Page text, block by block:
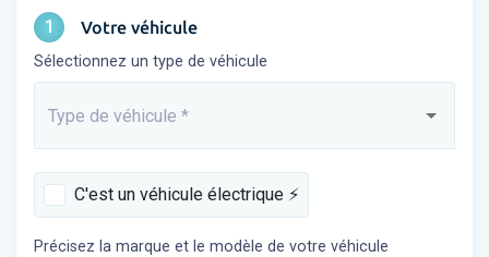
1 Votre véhicule
Sélectionnez un type de véhicule
Saisissez...
Type de véhicule *
C'est un véhicule électrique ⚡️
Précisez la marque et le modèle de votre véhicule